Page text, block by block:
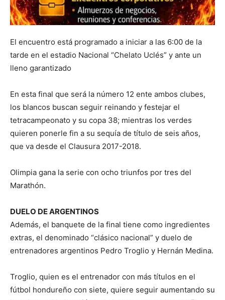
El encuentro está programado a iniciar a las 6:00 de la
tarde en el estadio Nacional “Chelato Uclés” y ante un
lleno garantizado
En esta final que será la número 12 ente ambos clubes,
los blancos buscan seguir reinando y festejar el
tetracampeonato y su copa 38; mientras los verdes
quieren ponerle fin a su sequía de título de seis años,
que va desde el Clausura 2017-2018.
Olimpia gana la serie con ocho triunfos por tres del
Marathón.
DUELO DE ARGENTINOS
Además, el banquete de la final tiene como ingredientes
extras, el denominado “clásico nacional” y duelo de
entrenadores argentinos Pedro Troglio y Hernán Medina.
Troglio, quien es el entrenador con más títulos en el
fútbol hondureño con siete, quiere seguir aumentando su